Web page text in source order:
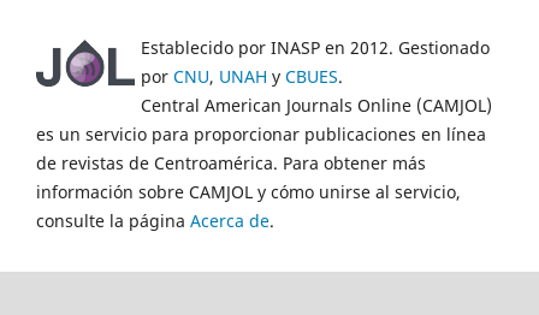
Establecido por INASP en 2012. Gestionado
por CNU, UNAH y CBUES.
Central American Journals Online (CAMJOL)
es un servicio para proporcionar publicaciones en línea
de revistas de Centroamérica. Para obtener más
información sobre CAMJOL y cómo unirse al servicio,
consulte la página Acerca de.